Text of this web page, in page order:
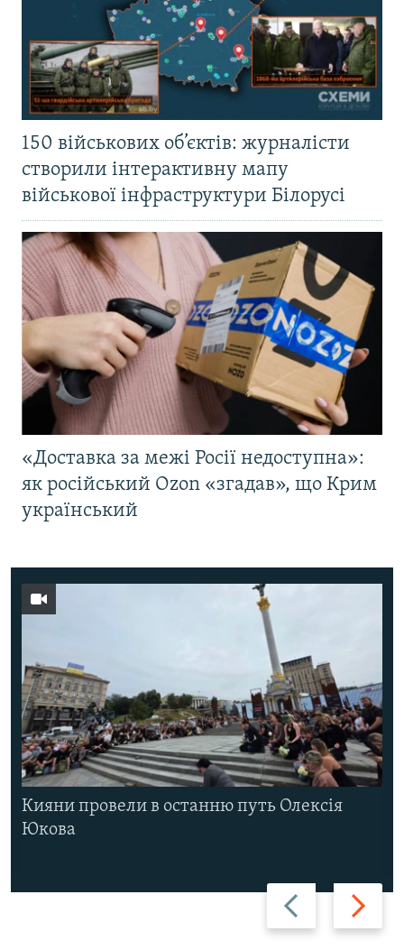
150 військових об’єктів: журналісти
створили інтерактивну мапу
військової інфраструктури Білорусі
«Доставка за межі Росії недоступна»:
як російський Ozon «згадав», що Крим
український
Назад Вперед
Кияни провели в останню путь Олексія
Юкова